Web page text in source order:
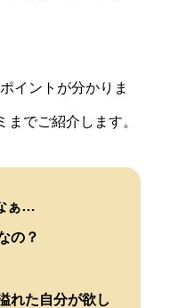
イントが分かりま
でご紹介します。
ぁ…
の？
れた自分が欲し